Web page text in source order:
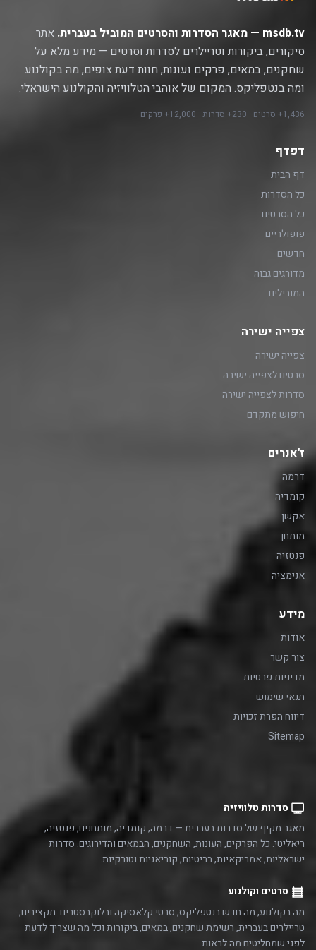
msdb.tv — מאגר הסדרות והסרטים המוביל בעברית.
אתר
סיקורים, ביקורות וטריילרים לסדרות וסרטים — מידע מלא על
שחקנים, במאים, פרקים ועונות, חוות דעת צופים, מה בקולנוע
ומה בנטפליקס. המקום של אוהבי הטלוויזיה והקולנוע הישראלי.
1,436+ סרטים · 230+ סדרות · 12,000+ פרקים
דפדף
דף הבית
כל הסדרות
כל הסרטים
פופולריים
חדשים
מדורגים גבוה
המובילים
צפייה ישירה
צפייה ישירה
סרטים לצפייה ישירה
סדרות לצפייה ישירה
חיפוש מתקדם
ז'אנרים
דרמה
קומדיה
אקשן
מותחן
פנטזיה
אנימציה
מידע
אודות
צור קשר
מדיניות פרטיות
תנאי שימוש
דיווח הפרת זכויות
Sitemap
סדרות טלוויזיה
מאגר מקיף של סדרות בעברית — דרמה, קומדיה, מותחנים, פנטזיה,
ריאליטי. כל הפרקים, העונות, השחקנים, הבמאים והדירוגים. סדרות
ישראליות, אמריקאיות, בריטיות, קוריאניות וטורקיות.
סרטים וקולנוע
מה בקולנוע, מה חדש בנטפליקס, סרטי קלאסיקה ובלוקבסטרים. תקצירים,
טריילרים בעברית, רשימת שחקנים, במאים, ביקורות וכל מה שצריך לדעת
לפני שמחליטים מה לראות.